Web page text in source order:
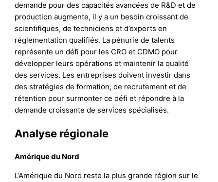
demande pour des capacités avancées de R&D et de
production augmente, il y a un besoin croissant de
scientifiques, de techniciens et d’experts en
réglementation qualifiés. La pénurie de talents
représente un défi pour les CRO et CDMO pour
développer leurs opérations et maintenir la qualité
des services. Les entreprises doivent investir dans
des stratégies de formation, de recrutement et de
rétention pour surmonter ce défi et répondre à la
demande croissante de services spécialisés.
Analyse régionale
Amérique du Nord
L’Amérique du Nord reste la plus grande région sur le